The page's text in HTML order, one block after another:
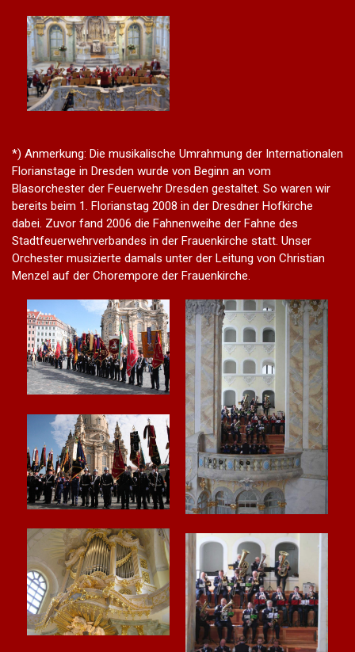
*) Anmerkung: Die musikalische Umrahmung der Internationalen
Florianstage in Dresden wurde von Beginn an vom
Blasorchester der Feuerwehr Dresden gestaltet. So waren wir
bereits beim 1. Florianstag 2008 in der Dresdner Hofkirche
dabei. Zuvor fand 2006 die Fahnenweihe der Fahne des
Stadtfeuerwehrverbandes in der Frauenkirche statt. Unser
Orchester musizierte damals unter der Leitung von Christian
Menzel auf der Chorempore der Frauenkirche.